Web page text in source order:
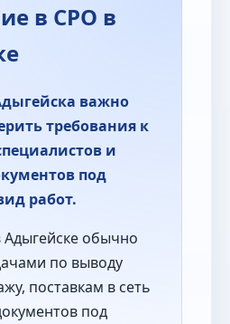
в СРО в
важно
требования к
и
под
работ.
обычно
по выводу
поставкам в сеть
под